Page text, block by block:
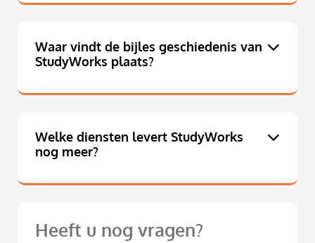
Waar vindt de bijles geschiedenis van
StudyWorks plaats?
Welke diensten levert StudyWorks
nog meer?
Heeft u nog vragen?